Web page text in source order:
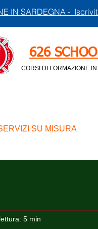
IN SARDEGNA -
626
CORSI DI FORMAZIONE
SU MISURA
5 min